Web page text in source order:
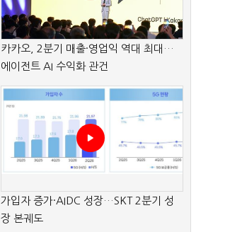
카카오, 2분기 매출·영업익 역대 최대…
에이전트 AI 수익화 관건
가입자 증가·AIDC 성장…SKT 2분기 성
장 본궤도